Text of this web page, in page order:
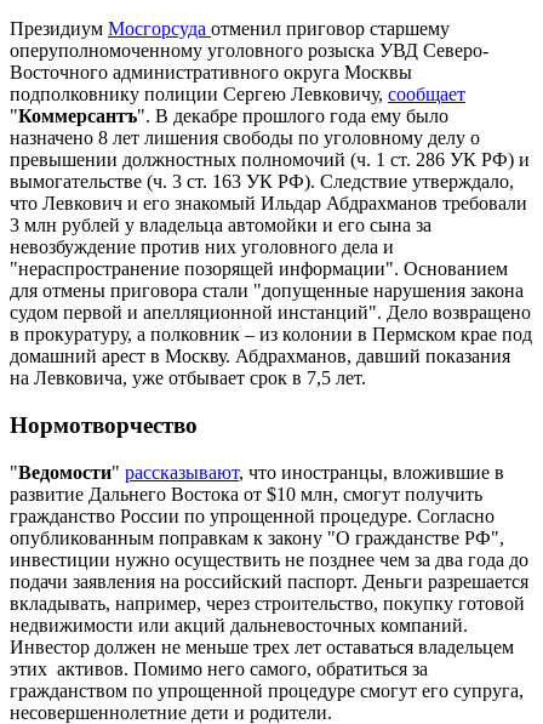
Президиум Мосгорсуда отменил приговор старшему
оперуполномоченному уголовного розыска УВД Северо-
Восточного административного округа Москвы
подполковнику полиции Сергею Левковичу, сообщает
"Коммерсантъ". В декабре прошлого года ему было
назначено 8 лет лишения свободы по уголовному делу о
превышении должностных полномочий (ч. 1 ст. 286 УК РФ) и
вымогательстве (ч. 3 ст. 163 УК РФ). Следствие утверждало,
что Левкович и его знакомый Ильдар Абдрахманов требовали
3 млн рублей у владельца автомойки и его сына за
невозбуждение против них уголовного дела и
"нераспространение позорящей информации". Основанием
для отмены приговора стали "допущенные нарушения закона
судом первой и апелляционной инстанций". Дело возвращено
в прокуратуру, а полковник – из колонии в Пермском крае под
домашний арест в Москву. Абдрахманов, давший показания
на Левковича, уже отбывает срок в 7,5 лет.
Нормотворчество
"Ведомости" рассказывают, что иностранцы, вложившие в
развитие Дальнего Востока от $10 млн, смогут получить
гражданство России по упрощенной процедуре. Согласно
опубликованным поправкам к закону "О гражданстве РФ",
инвестиции нужно осуществить не позднее чем за два года до
подачи заявления на российский паспорт. Деньги разрешается
вкладывать, например, через строительство, покупку готовой
недвижимости или акций дальневосточных компаний.
Инвестор должен не меньше трех лет оставаться владельцем
этих активов. Помимо него самого, обратиться за
гражданством по упрощенной процедуре смогут его супруга,
несовершеннолетние дети и родители.